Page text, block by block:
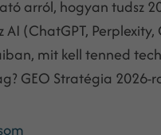
arról, hogyan tudsz
AI (ChatGPT, Perplexity,
mit kell tenned
GEO Stratégia 2026-